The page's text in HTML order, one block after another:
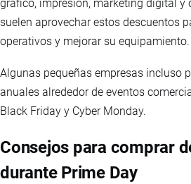
gráfico, impresión, marketing digital y
suelen aprovechar estos descuentos
operativos y mejorar su equipamiento.
Algunas pequeñas empresas incluso
anuales alrededor de eventos
Black Friday y Cyber Monday.
Consejos para comprar
durante Prime Day